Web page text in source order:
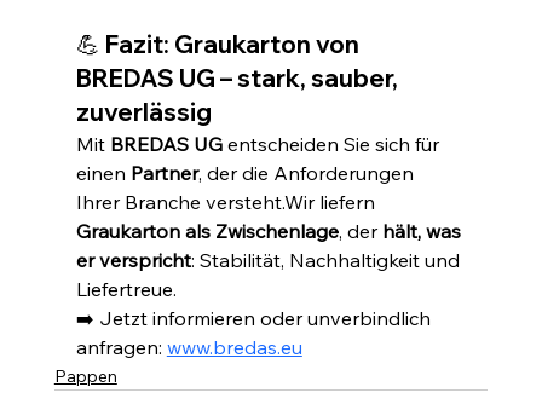
💪 Fazit: Graukarton von
BREDAS UG – stark, sauber,
zuverlässig
Mit BREDAS UG entscheiden Sie sich für
einen Partner, der die Anforderungen
Ihrer Branche versteht.Wir liefern
Graukarton als Zwischenlage, der hält, was
er verspricht: Stabilität, Nachhaltigkeit und
Liefertreue.
➡️ Jetzt informieren oder unverbindlich
anfragen: www.bredas.eu
Pappen